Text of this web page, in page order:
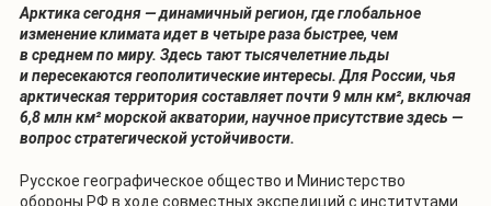
Арктика сегодня — динамичный регион, где глобальное
изменение климата идет в четыре раза быстрее, чем
в среднем по миру. Здесь тают тысячелетние льды
и пересекаются геополитические интересы. Для России, чья
арктическая территория составляет почти 9 млн км², включая
6,8 млн км² морской акватории, научное присутствие здесь —
вопрос стратегической устойчивости.
Русское географическое общество и Министерство
обороны РФ в ходе совместных экспедиций с институтами